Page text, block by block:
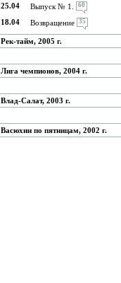
25.04 Выпуск № 1. 60
18.04 Возвращение 35
Рек-тайм, 2005 г.
Лига чемпионов, 2004 г.
Влад-Салат, 2003 г.
Васюхин по пятницам, 2002 г.